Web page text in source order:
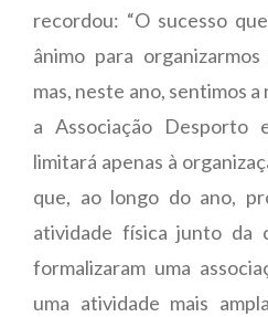
recordou: “O sucesso
ânimo para
mas, neste ano, sentimos
a Associação Desporto
limitará apenas à
que, ao longo do ano,
atividade física junto da
formalizaram uma
uma atividade mais